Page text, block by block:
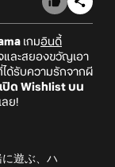
เกมอินดี้
ละสยองขวัญเอา
ได้รับความรักจากผี
เปิด Wishlist บน
ลย!
に遊ぶ、ハ